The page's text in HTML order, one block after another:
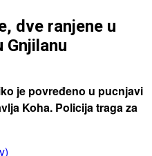
dve ranjene u
Gnjilanu
je povređeno u pucnjavi
Koha. Policija traga za